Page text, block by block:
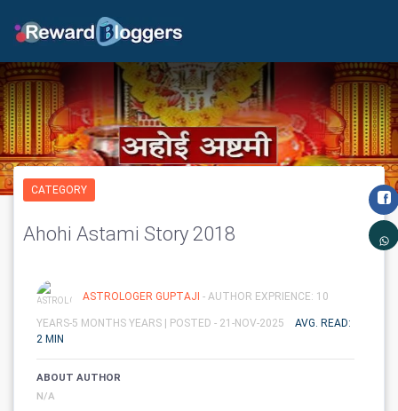
CATEGORY
Ahohi Astami Story 2018
ASTROLOGER GUPTAJI - AUTHOR EXPRIENCE: 10
YEARS-5 MONTHS YEARS | POSTED - 21-NOV-2025
AVG. READ:
2 MIN
ABOUT AUTHOR
N/A